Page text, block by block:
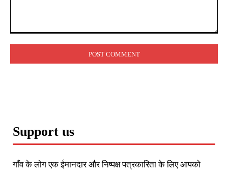
Support us
गाँव के लोग एक ईमानदार और निष्पक्ष पत्रकारिता के लिए आपको